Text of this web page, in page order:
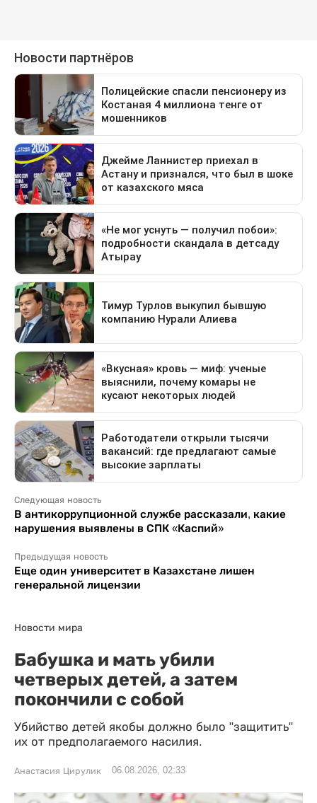
Следующая новость
В антикоррупционной службе рассказали, какие
нарушения выявлены в СПК «Каспий»
Предыдущая новость
Еще один университет в Казахстане лишен
генеральной лицензии
Новости мира
Бабушка и мать убили
четверых детей, а затем
покончили с собой
Убийство детей якобы должно было "защитить"
их от предполагаемого насилия.
Анастасия Цирулик 06.08.2026, 02:33